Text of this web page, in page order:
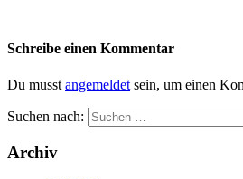
Schreibe einen Kommentar
Du musst angemeldet sein, um einen
Suchen nach:
Archiv